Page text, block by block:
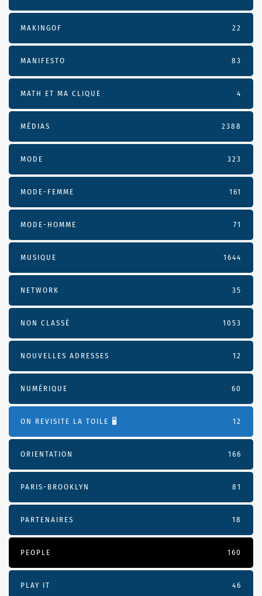
MAKINGOF 22
MANIFESTO 83
MATH ET MA CLIQUE 4
MÉDIAS 2388
MODE 323
MODE-FEMME 161
MODE-HOMME 71
MUSIQUE 1644
NETWORK 35
NON CLASSÉ 1053
NOUVELLES ADRESSES 12
NUMÉRIQUE 60
ON REVISITE LA TOILE 🖥️ 12
ORIENTATION 166
PARIS-BROOKLYN 81
PARTENAIRES 18
PEOPLE 160
PLAY IT 46